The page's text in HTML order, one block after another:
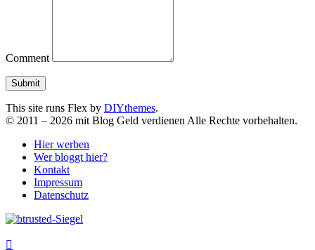
Comment
This site runs Flex by DIYthemes.
© 2011 – 2026 mit Blog Geld verdienen Alle Rechte vorbehalten.
Hier werben
Wer bloggt hier?
Kontakt
Impressum
Datenschutz
